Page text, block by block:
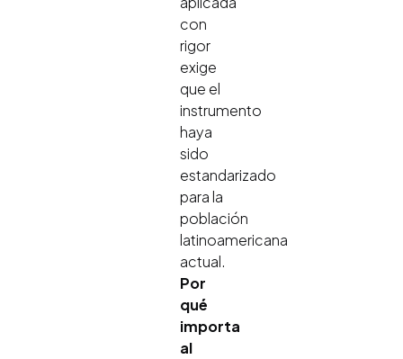
con
rigor
exige
que el
instrumento
haya
sido
estandarizado
para la
población
latinoamericana
actual.
Por
qué
importa
al